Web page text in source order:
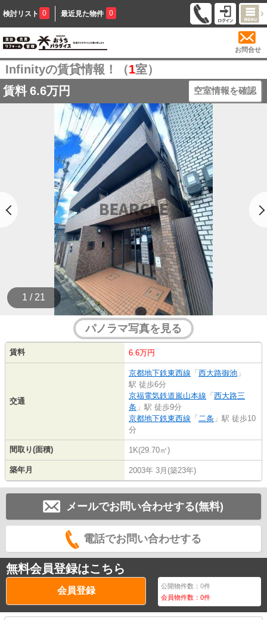
検討リスト 0 最近見た物件 0
お問合せ
Infinityの賃貸情報！（1室）
賃料 6.6万円 空室情報を確認
1 / 21
パノラマ写真を見る
賃料 6.6万円
交通
京都地下鉄東西線 「 西大路御池 」
駅 徒歩6分
京福電気鉄道嵐山本線 「 西大路三
条 」駅 徒歩9分
京都地下鉄東西線 「 二条 」駅 徒歩10
分
間取り(面積) 1K(29.70㎡)
築年月 2003年 3月(築23年)
メールでお問い合わせする(無料)
電話でお問い合わせする
無料会員登録はこちら
会員登録 公開物件数：0件
会員物件数：0件